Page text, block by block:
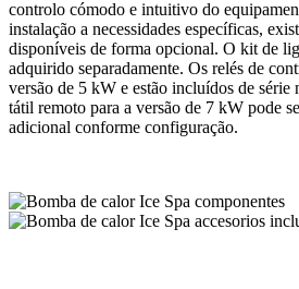
controlo cómodo e intuitivo do
instalação a necessidades específicas,
disponíveis de forma opcional. O kit de
adquirido separadamente. Os relés de
versão de 5 kW e estão incluídos de série
tátil remoto para a versão de 7 kW pode
adicional conforme configuração.